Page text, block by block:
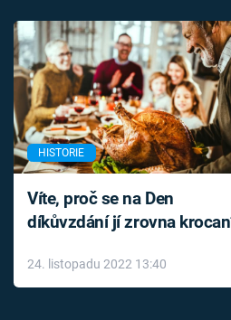
HISTORIE
Víte, proč se na Den
díkůvzdání jí zrovna
24. listopadu 2022 13:40